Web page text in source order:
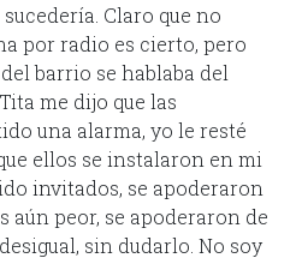
Claro que no
por radio es cierto, pero
barrio se hablaba del
me dijo que las
una alarma, yo le resté
ellos se instalaron en mi
invitados, se apoderaron
aún peor, se apoderaron de
sin dudarlo. No soy